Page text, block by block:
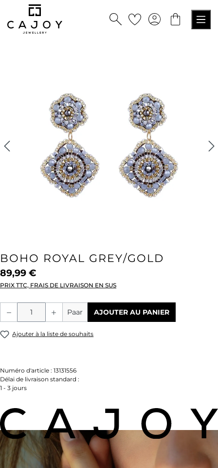
principal
BOHO ROYAL GREY/GOLD
89,99 €
PRIX TTC, FRAIS DE LIVRAISON EN SUS
Quantité de produit : Entrez la
Paar AJOUTER AU PANIER
Ajouter à la liste de souhaits
Numéro d'article : 13131556
Délai de livraison standard :
1 - 3 jours